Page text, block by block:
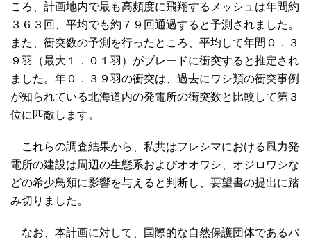
ころ、計画地内で最も高頻度に飛翔するメッシュは年間約
３６３回、平均でも約７９回通過すると予測されました。
また、衝突数の予測を行ったところ、平均して年間０．３
９羽（最大１．０１羽）がブレードに衝突すると推定され
ました。年０．３９羽の衝突は、過去にワシ類の衝突事例
が知られている北海道内の発電所の衝突数と比較して第３
位に匹敵します。
これらの調査結果から、私共はフレシマにおける風力発
電所の建設は周辺の生態系およびオオワシ、オジロワシな
どの希少鳥類に影響を与えると判断し、要望書の提出に踏
み切りました。
なお、本計画に対して、国際的な自然保護団体であるバ